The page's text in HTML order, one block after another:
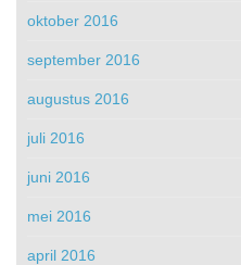
oktober 2016
september 2016
augustus 2016
juli 2016
juni 2016
mei 2016
april 2016